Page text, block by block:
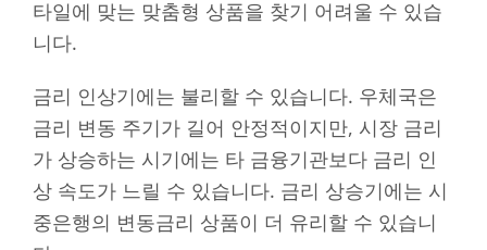
타일에 맞는 맞춤형 상품을 찾기 어려울 수 있습
니다.
금리 인상기에는 불리할 수 있습니다. 우체국은
금리 변동 주기가 길어 안정적이지만, 시장 금리
가 상승하는 시기에는 타 금융기관보다 금리 인
상 속도가 느릴 수 있습니다. 금리 상승기에는 시
중은행의 변동금리 상품이 더 유리할 수 있습니